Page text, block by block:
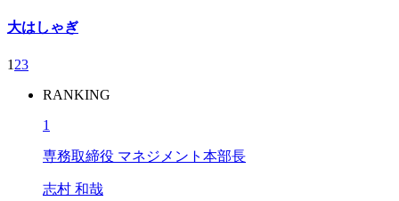
大はしゃぎ
1 23
RANKING
1
専務取締役 マネジメント本部長
志村 和哉